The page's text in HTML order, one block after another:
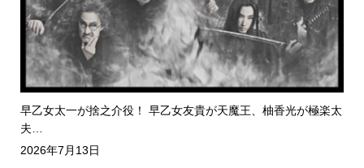
早乙女太一が捨之介役！ 早乙女友貴が天魔王、柚香光が極楽太
夫…
2026年7月13日